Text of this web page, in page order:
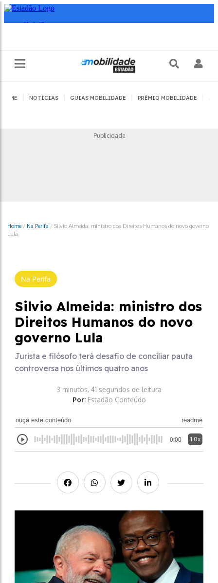
HOME NOTÍCIAS GUIAS MOBILIDADE PRÊMIO MOBILIDADE
Publicidade
Home / Na Perifa / Silvio Almeida: ministro dos Direitos Humanos do novo governo
Lula
Na Perifa
Silvio Almeida: ministro dos
Direitos Humanos do novo
governo Lula
Jurista e filósofo terá desafio de conciliar pauta
controversa nos últimos quatro anos
3 minutos, 41 segundos de leitura
Por: Estadão Conteúdo
ouça este conteúdo readme
0:00 1.0x